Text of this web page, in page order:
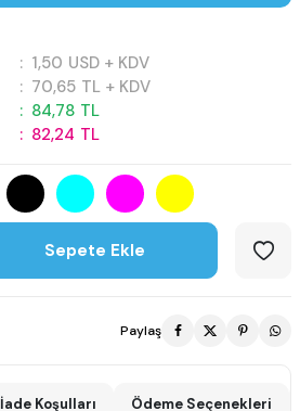
: 1,50 USD + KDV
: 70,65 TL + KDV
: 84,78 TL
: 82,24 TL
Sepete Ekle
Paylaş
İade Koşulları Ödeme Seçenekleri